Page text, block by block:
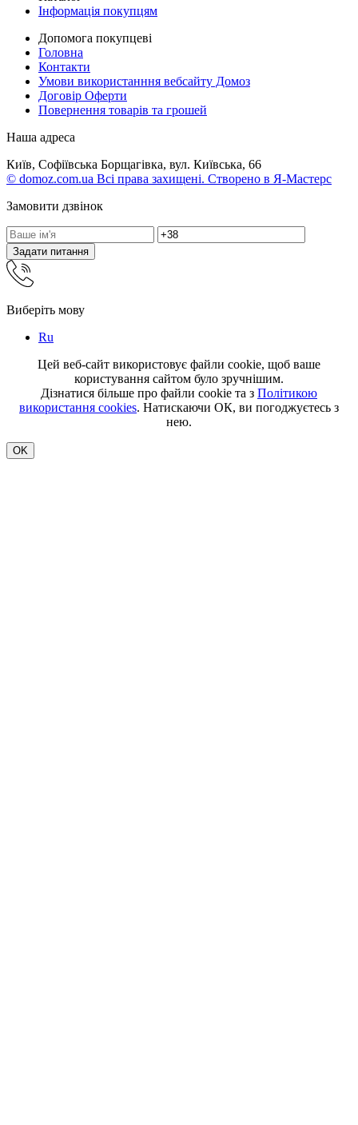
Інформація покупцям
Допомога покупцеві
Головна
Контакти
Умови використанння вебсайту Домоз
Договір Оферти
Повернення товарів та грошей
Наша адреса
Київ, Софіївська Борщагівка, вул. Київська, 66
© domoz.com.ua Всі права захищені. Створено в Я-Мастерс
Замовити дзвінок
Задати питання
Виберіть мову
Ru
Цей веб-сайт використовує файли cookie, щоб ваше
користування сайтом було зручнішим.
Дізнатися більше про файли cookie та з Політикою
використання cookies. Натискаючи ОК, ви погоджуєтесь з
нею.
OK